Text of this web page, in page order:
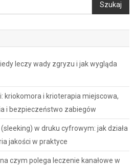
Szukaj
leczy wady zgryzu i jak wygląda
kriokomora i krioterapia miejscowa,
i bezpieczeństwo zabiegów
w druku cyfrowym: jak działa
jakości w praktyce
czym polega leczenie kanałowe w